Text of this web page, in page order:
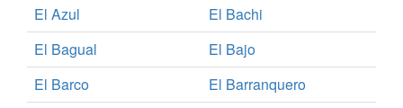
El Azul
El Bachi
El Bagual
El Bajo
El Barco
El Barranquero